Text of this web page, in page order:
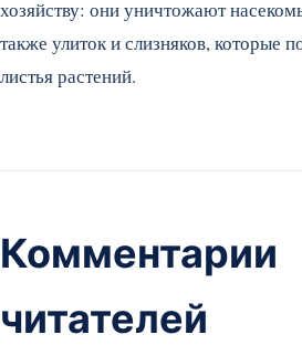
хозяйству: они уничтожают
также улиток и слизняков, которые
листья растений.
Комментарии
читателей